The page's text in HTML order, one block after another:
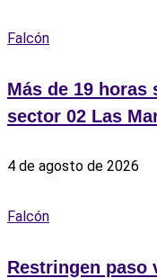
Falcón
Más de 19 horas
sector 02 Las
4 de agosto de 2026
Falcón
Restringen paso